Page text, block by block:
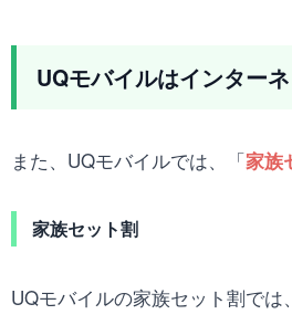
UQモバイルはインター
また、UQモバイルでは、「家族
家族セット割
UQモバイルの家族セット割では、